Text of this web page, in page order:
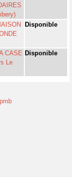
Disponible
CASE
Le
Disponible
pmb